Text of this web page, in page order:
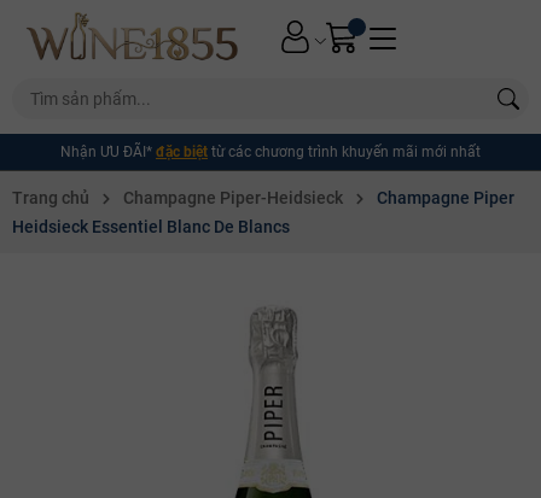
Nhận ƯU ĐÃI* đặc biệt từ các chương trình khuyến mãi mới nhất
Trang chủ Champagne Piper-Heidsieck
Champagne Piper
Heidsieck Essentiel Blanc De Blancs